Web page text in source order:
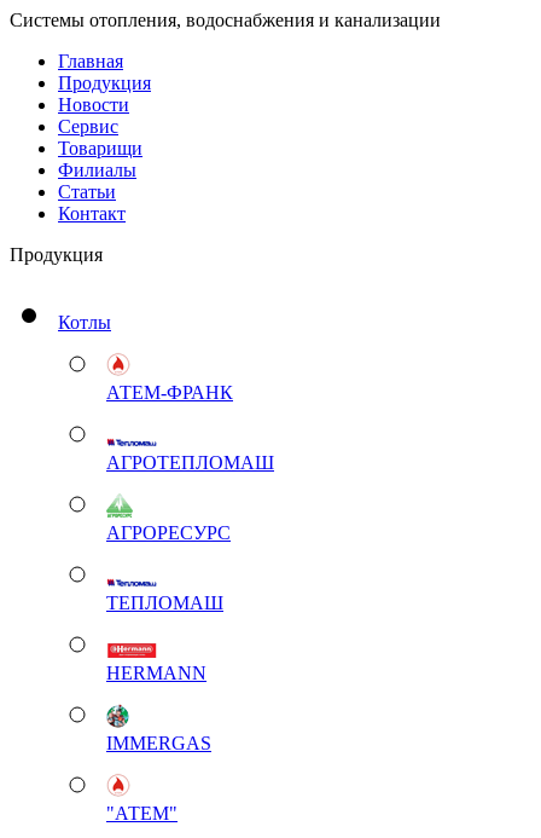
Системы отопления, водоснабжения и канализации
Главная
Продукция
Новости
Сервис
Товарищи
Филиалы
Статьи
Контакт
Продукция
Котлы
АТЕМ-ФРАНК
АГРОТЕПЛОМАШ
АГРОРЕСУРС
ТЕПЛОМАШ
HERMANN
IMMERGAS
"АТЕМ"